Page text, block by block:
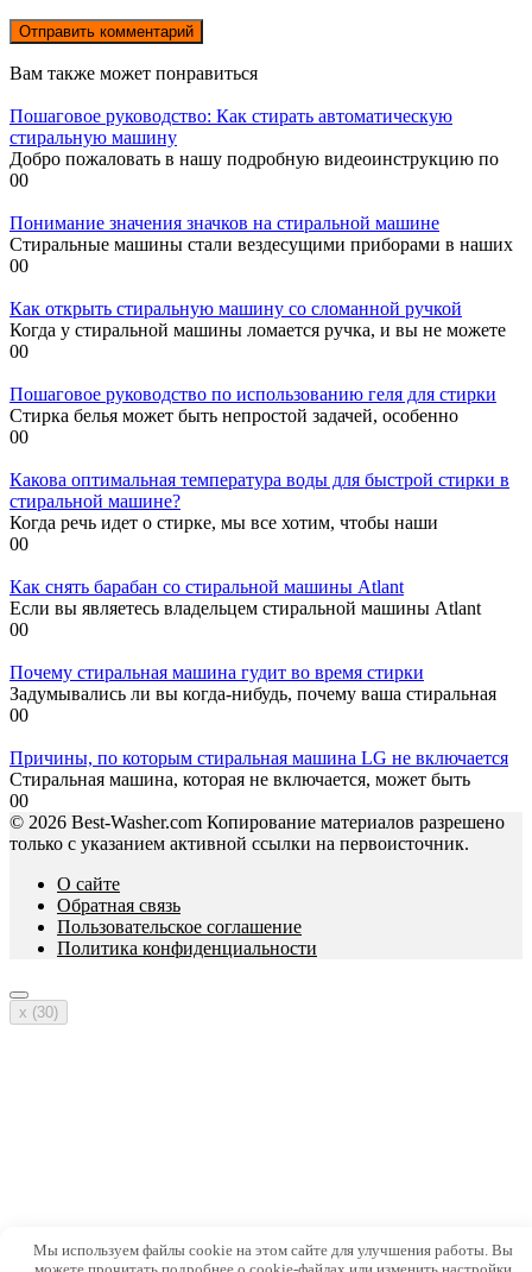
Вам также может понравиться
Пошаговое руководство: Как стирать автоматическую
стиральную машину
Добро пожаловать в нашу подробную видеоинструкцию по
00
Понимание значения значков на стиральной машине
Стиральные машины стали вездесущими приборами в наших
00
Как открыть стиральную машину со сломанной ручкой
Когда у стиральной машины ломается ручка, и вы не можете
00
Пошаговое руководство по использованию геля для стирки
Стирка белья может быть непростой задачей, особенно
00
Какова оптимальная температура воды для быстрой стирки в
стиральной машине?
Когда речь идет о стирке, мы все хотим, чтобы наши
00
Как снять барабан со стиральной машины Atlant
Если вы являетесь владельцем стиральной машины Atlant
00
Почему стиральная машина гудит во время стирки
Задумывались ли вы когда-нибудь, почему ваша стиральная
00
Причины, по которым стиральная машина LG не включается
Стиральная машина, которая не включается, может быть
00
© 2026 Best-Washer.com Копирование материалов разрешено
только с указанием активной ссылки на первоисточник.
О сайте
Обратная связь
Пользовательское соглашение
Политика конфиденциальности
x (30)
Мы используем файлы cookie на этом сайте для улучшения работы. Вы